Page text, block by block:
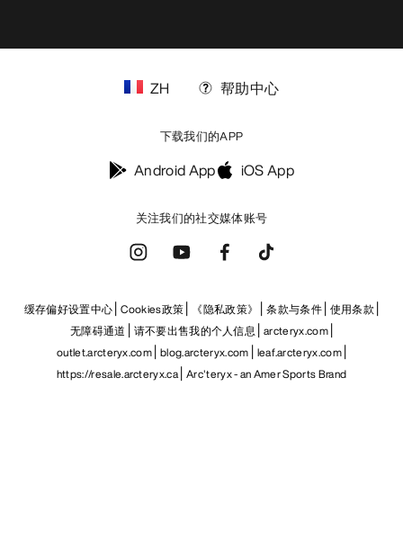
关注我们的社交媒体账号
ZH 帮助中心
下载我们的APP
Android App iOS App
缓存偏好设置中心 Cookies政策 《隐私政策》 条款与条件 使用条款
无障碍通道
请不要出售我的个人信息 arcteryx.com
outlet.arcteryx.com blog.arcteryx.com leaf.arcteryx.com
https://resale.arcteryx.ca Arc'teryx - an Amer Sports Brand